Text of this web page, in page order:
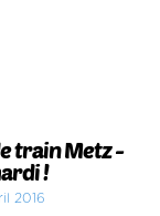
train Metz -
!
2016